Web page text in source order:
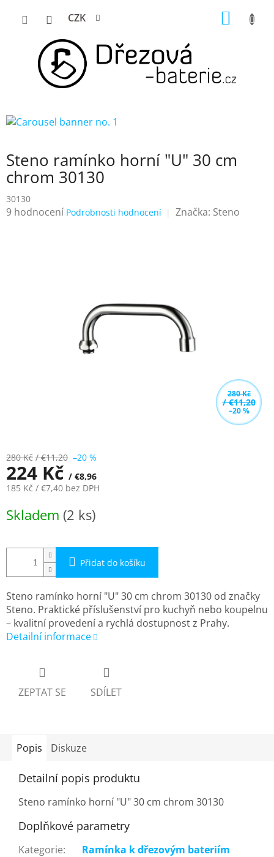
CZK
Steno ramínko horní "U" 30 cm
chrom 30130
30130
Průměrné
9 hodnocení Podrobnosti hodnocení Značka: Steno
280 Kč
/ €11,20
–20 %
280 Kč / €11,20 –20 %
224 Kč / €8,96
185 Kč / €7,40 bez DPH
cena:
Skladem (2 ks)
Přidat do košíku
Steno ramínko horní "U" 30 cm chrom 30130 od značky
Steno. Praktické příslušenství pro kuchyň nebo koupelnu
– kvalitní provedení a rychlá dostupnost z Prahy.
Detailní informace
ZEPTAT SE SDÍLET
Popis Diskuze
Detailní popis produktu
Steno ramínko horní "U" 30 cm chrom 30130
Doplňkové parametry
Kategorie:
Ramínka k dřezovým bateriím